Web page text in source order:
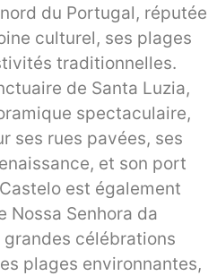
du Portugal, réputée
culturel, ses plages
traditionnelles.
de Santa Luzia,
spectaculaire,
ses rues pavées, ses
et son port
est également
Nossa Senhora da
célébrations
plages environnantes,